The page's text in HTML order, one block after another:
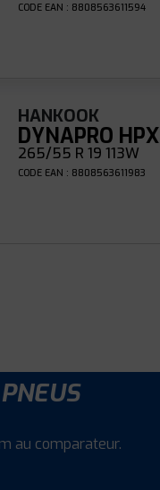
CODE EAN : 8808563611594
HANKOOK
DYNAPRO HPX
265/55 R 19 113W
CODE EAN : 8808563611983
au comparateur.